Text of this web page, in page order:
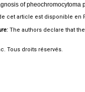
of pheochromocytoma
cet article est disponible en
The authors declare that
Tous droits réservés.